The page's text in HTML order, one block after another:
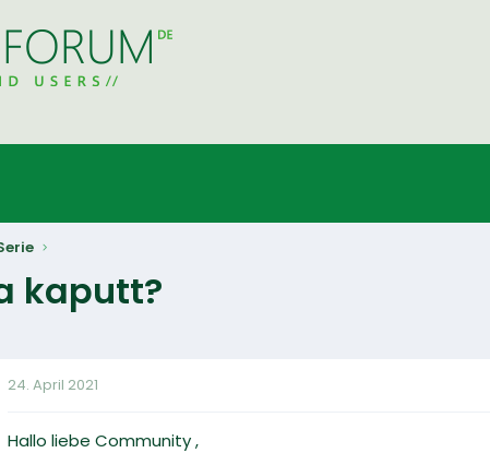
kaputt?
24. April 2021
Hallo liebe Community ,